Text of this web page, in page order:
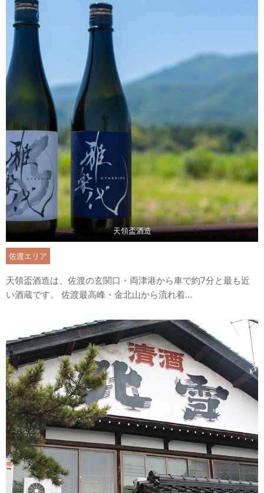
天領盃酒造
佐渡エリア
天領盃酒造は、佐渡の玄関口・両津港から車で約7分と最も近
い酒蔵です。 佐渡最⾼峰・⾦北⼭から流れ着...